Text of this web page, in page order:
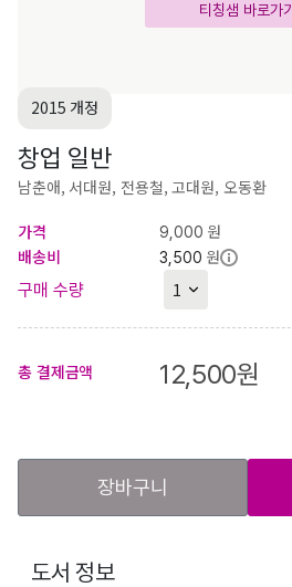
티칭샘 바로가기
2015 개정
창업 일반
남춘애, 서대원, 전용철, 고대원, 오동환
가격
9,000 원
배송비
3,500 원
구매 수량
총 결제금액 12,500원
장바구니
도서 정보